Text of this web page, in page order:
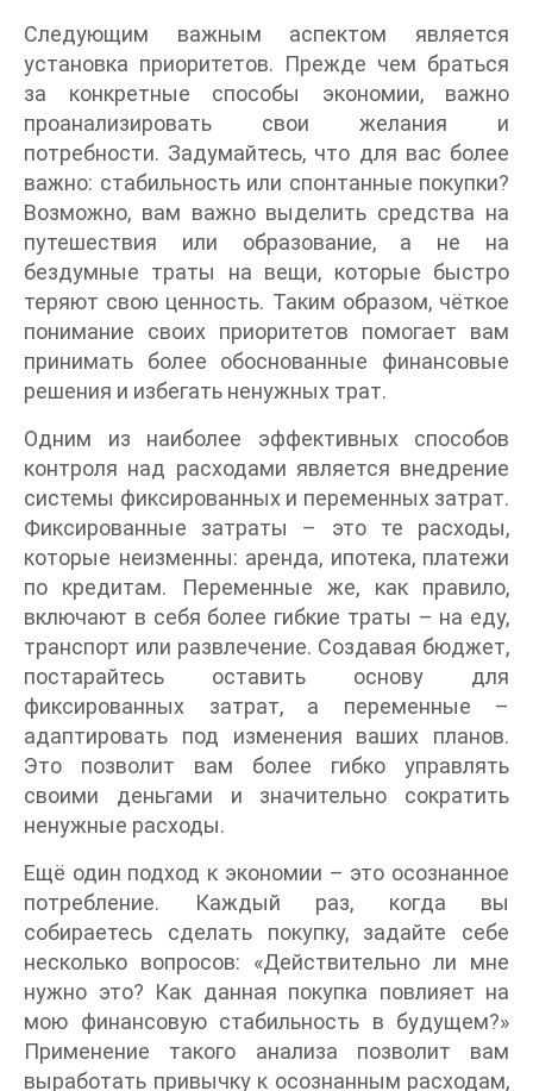
Следующим важным аспектом является
установка приоритетов. Прежде чем браться
за конкретные способы экономии, важно
проанализировать свои желания и
потребности. Задумайтесь, что для вас более
важно: стабильность или спонтанные покупки?
Возможно, вам важно выделить средства на
путешествия или образование, а не на
бездумные траты на вещи, которые быстро
теряют свою ценность. Таким образом, чёткое
понимание своих приоритетов помогает вам
принимать более обоснованные финансовые
решения и избегать ненужных трат.
Одним из наиболее эффективных способов
контроля над расходами является внедрение
системы фиксированных и переменных затрат.
Фиксированные затраты – это те расходы,
которые неизменны: аренда, ипотека, платежи
по кредитам. Переменные же, как правило,
включают в себя более гибкие траты – на еду,
транспорт или развлечение. Создавая бюджет,
постарайтесь оставить основу для
фиксированных затрат, а переменные –
адаптировать под изменения ваших планов.
Это позволит вам более гибко управлять
своими деньгами и значительно сократить
ненужные расходы.
Ещё один подход к экономии – это осознанное
потребление. Каждый раз, когда вы
собираетесь сделать покупку, задайте себе
несколько вопросов: «Действительно ли мне
нужно это? Как данная покупка повлияет на
мою финансовую стабильность в будущем?»
Применение такого анализа позволит вам
выработать привычку к осознанным расходам,